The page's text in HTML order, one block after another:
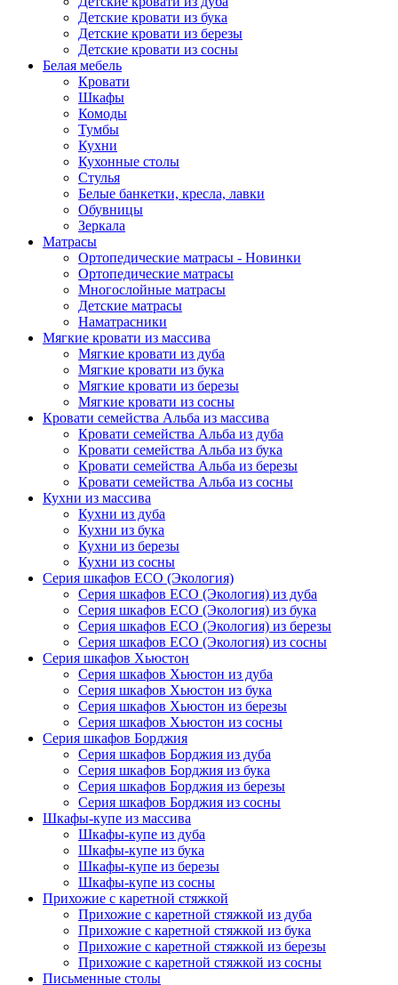
Детские кровати из бука
Детские кровати из березы
Детские кровати из сосны
Белая мебель
Кровати
Шкафы
Комоды
Тумбы
Кухни
Кухонные столы
Стулья
Белые банкетки, кресла, лавки
Обувницы
Зеркала
Матрасы
Ортопедические матрасы - Новинки
Ортопедические матрасы
Многослойные матрасы
Детские матрасы
Наматрасники
Мягкие кровати из массива
Мягкие кровати из дуба
Мягкие кровати из бука
Мягкие кровати из березы
Мягкие кровати из сосны
Кровати семейства Альба из массива
Кровати семейства Альба из дуба
Кровати семейства Альба из бука
Кровати семейства Альба из березы
Кровати семейства Альба из сосны
Кухни из массива
Кухни из дуба
Кухни из бука
Кухни из березы
Кухни из сосны
Серия шкафов ECO (Экология)
Серия шкафов ECO (Экология) из дуба
Серия шкафов ECO (Экология) из бука
Серия шкафов ECO (Экология) из березы
Серия шкафов ECO (Экология) из сосны
Серия шкафов Хьюстон
Серия шкафов Хьюстон из дуба
Серия шкафов Хьюстон из бука
Серия шкафов Хьюстон из березы
Серия шкафов Хьюстон из сосны
Серия шкафов Борджия
Серия шкафов Борджия из дуба
Серия шкафов Борджия из бука
Серия шкафов Борджия из березы
Серия шкафов Борджия из сосны
Шкафы-купе из массива
Шкафы-купе из дуба
Шкафы-купе из бука
Шкафы-купе из березы
Шкафы-купе из сосны
Прихожие с каретной стяжкой
Прихожие с каретной стяжкой из дуба
Прихожие с каретной стяжкой из бука
Прихожие с каретной стяжкой из березы
Прихожие с каретной стяжкой из сосны
Письменные столы